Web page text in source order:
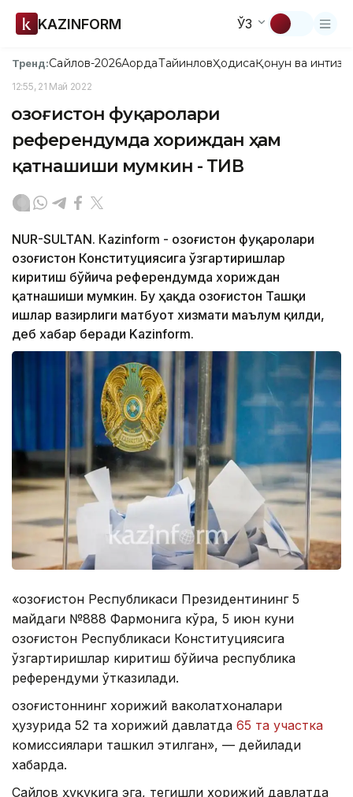
KAZINFORM ЎЗ
Тренд:Сайлов-2026АқордаТайинловҲодисаҚонун ва
12:55, 21 Май 2022
Қозоғистон фуқаролари
референдумда хориждан ҳам
қатнашиши мумкин - ТИВ
NUR-SULTAN. Кazinform - Қозоғистон фуқаролари
Қозоғистон Конституциясига ўзгартиришлар
киритиш бўйича референдумда хориждан
қатнашиши мумкин. Бу ҳақда Қозоғистон Ташқи
ишлар вазирлиги матбуот хизмати маълум қилди,
деб хабар беради Kazinform.
«Қозоғистон Республикаси Президентининг 5
майдаги №888 Фармонига кўра, 5 июн куни
Қозоғистон Республикаси Конституциясига
ўзгартиришлар киритиш бўйича республика
референдуми ўтказилади.
Қозоғистоннинг хорижий ваколатхоналари
ҳузурида 52 та хорижий давлатда 65 та участка
комиссиялари ташкил этилган», — дейилади
хабарда.
Сайлов ҳуқуқига эга, тегишли хорижий давлатда